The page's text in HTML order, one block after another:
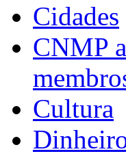
Cidades
CNMP
Cultura